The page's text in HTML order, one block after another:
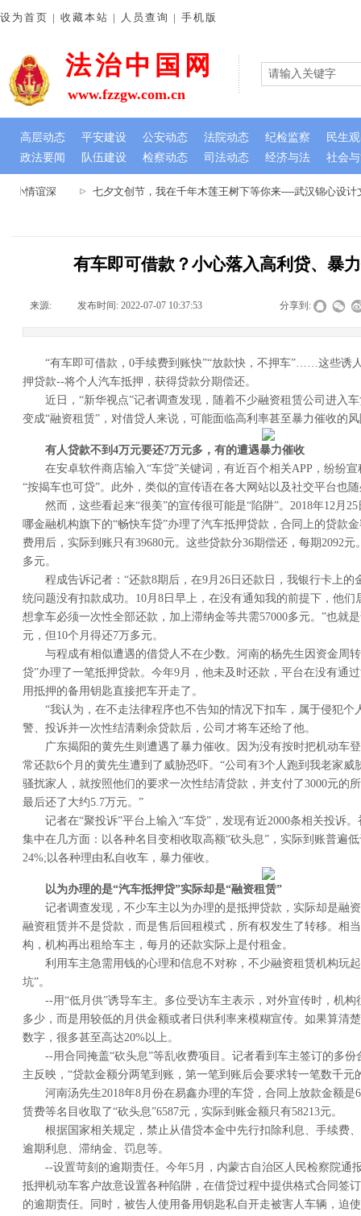
小情谊深 七夕文创节，我在千年木莲王树下等你来----武汉锦心设计
法治中国网
政法要闻 队伍建设 检察动态 司法动态 经济与法 社会
设为首页 | 收藏本站 | 人员查询 | 手机版
www.fzzgw.com.cn
高层动态 平安建设 公安动态 法院动态 纪检监察 民生
有车即可借款？小心落入高利贷、
来源: 发布时间: 2022-07-07 10:37:53 分享到:
“有车即可借款，0手续费到账快”“放款快，不押车”……这些诱
押贷款--将个人汽车抵押，获得贷款分期偿还。
近日，“新华视点”记者调查发现，随着不少融资租赁公司进入
变成“融资租赁”，对借贷人来说，可能面临高利率甚至暴力催收的
有人贷款不到4万元要还7万元多，有的遭遇暴力催收
在安卓软件商店输入“车贷”关键词，有近百个相关APP，纷纷
“按揭车也可贷”。此外，类似的宣传语在各大网站以及社交平台也
然而，这些看起来“很美”的宣传很可能是“陷阱”。2018年12月
哪金融机构旗下的“畅快车贷”办理了汽车抵押贷款，合同上的贷款
费用后，实际到账只有39680元。这些贷款分36期偿还，每期2092元
多元。
程成告诉记者：“还款8期后，在9月26日还款日，我银行卡上
统问题没有扣款成功。10月8日早上，在没有通知我的前提下，他
想拿车必须一次性全部还款，加上滞纳金等共需57000多元。”也就
元，但10个月得还7万多元。
与程成有相似遭遇的借贷人不在少数。河南的杨先生因资金周
贷”办理了一笔抵押贷款。今年9月，他未及时还款，平台在没有通
用抵押的备用钥匙直接把车开走了。
“我认为，在不走法律程序也不告知的情况下扣车，属于侵犯个
警、投诉并一次性结清剩余贷款后，公司才将车还给了他。
广东揭阳的黄先生则遭遇了暴力催收。因为没有按时把机动车
常还款6个月的黄先生遭到了威胁恐吓。“公司有3个人跑到我老家威
骚扰家人，就按照他们的要求一次性结清贷款，并支付了3000元的
最后还了大约5.7万元。”
记者在“聚投诉”平台上输入“车贷”，发现有近2000条相关投诉
集中在几方面：以各种名目变相收取高额“砍头息”，实际到账普遍
24%;以各种理由私自收车，暴力催收。
以为办理的是“汽车抵押贷”实际却是“融资租赁”
记者调查发现，不少车主以为办理的是抵押贷款，实际却是融
融资租赁并不是贷款，而是售后回租模式，所有权发生了转移。相
构，机构再出租给车主，每月的还款实际上是付租金。
利用车主急需用钱的心理和信息不对称，不少融资租赁机构玩
坑”。
--用“低月供”诱导车主。多位受访车主表示，对外宣传时，机
多少，而是用较低的月供金额或者日供利率来模糊宣传。如果算清
数字，很多甚至高达20%以上。
--用合同掩盖“砍头息”等乱收费项目。记者看到车主签订的多
主反映，“贷款金额分两笔到账，第一笔到账后会要求转一笔数千元
河南汤先生2018年8月份在易鑫办理的车贷，合同上放款金额是
赁费等名目收取了“砍头息”6587元，实际到账金额只有58213元。
根据国家相关规定，禁止从借贷本金中先行扣除利息、手续费
逾期利息、滞纳金、罚息等。
--设置苛刻的逾期责任。今年5月，内蒙古自治区人民检察院通
抵押机动车客户故意设置各种陷阱，在借贷过程中提供格式合同签
的逾期责任。同时，被告人使用备用钥匙私自开走被害人车辆，迫